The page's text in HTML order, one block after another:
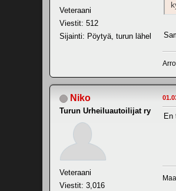
Veteraani
Viestit: 512
Sijainti: Pöytyä, turun lähel
Niko
Turun Urheiluautoilijat ry
Veteraani
Viestit: 3,016
En